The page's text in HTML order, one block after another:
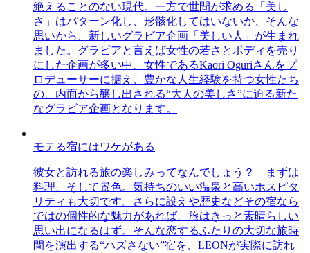
絶えることのない現代。一方で世間が求める「美し
さ」はパターン化し、形骸化してはいないか、そんな
思いから、新しいグラビア企画「美しい人」が生まれ
ました。グラビアと言えば女性の若さとボディを売り
にした企画が多い中、女性であるKaori Oguriさんをプ
ロデューサーに据え、豊かな人生経験を持つ女性たち
の、内面から醸し出される“大人の美しさ”に迫る新た
なグラビア企画となります。
モテる宿にはワケがある
彼女と訪れる旅の楽しみってなんでしょう？ まずは
料理、そして景色。気持ちのいい温泉と高いホスピタ
リティも大切です。さらに設えや歴史などその宿なら
ではの個性的な魅力があれば、旅はきっと素晴らしい
思い出になるはず。そんな恋するふたりの大切な旅時
間を演出する“ハズさない”宿を、LEONが実際に訪れ